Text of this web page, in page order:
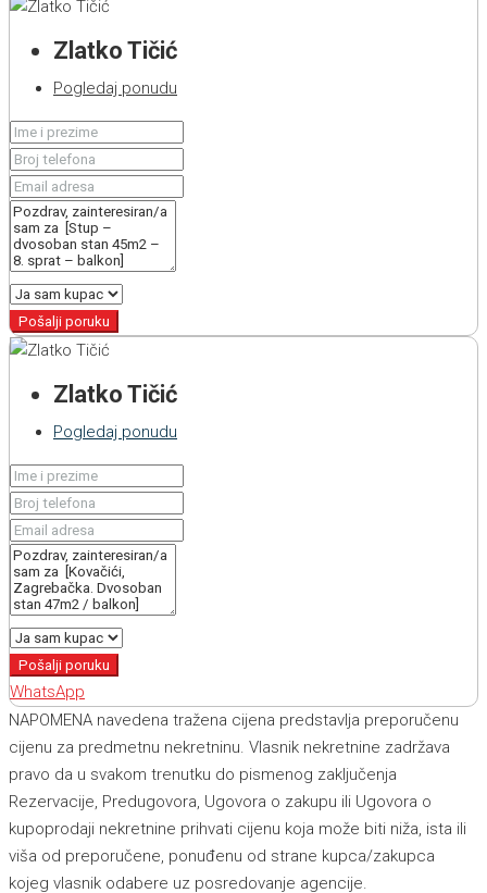
Zlatko Tičić
Pogledaj ponudu
Pošalji poruku
Zlatko Tičić
Pogledaj ponudu
Pošalji poruku
WhatsApp
NAPOMENA navedena tražena cijena predstavlja preporučenu
cijenu za predmetnu nekretninu. Vlasnik nekretnine zadržava
pravo da u svakom trenutku do pismenog zaključenja
Rezervacije, Predugovora, Ugovora o zakupu ili Ugovora o
kupoprodaji nekretnine prihvati cijenu koja može biti niža, ista ili
viša od preporučene, ponuđenu od strane kupca/zakupca
kojeg vlasnik odabere uz posredovanje agencije.